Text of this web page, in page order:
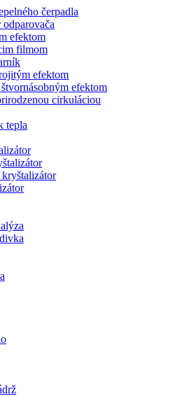
čerpadla
efektom
filmom
efektom
efektom
cirkuláciou
tepla